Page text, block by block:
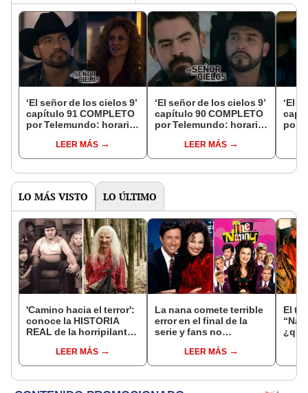
‘El señor de los cielos 9’
capítulo 91 COMPLETO
por Telemundo: horario,
LEER MÁS
‘El señor de los cielos 9’
capítulo 90 COMPLETO
por Telemundo: horario,
LEER MÁS
‘El
por
LO MÁS VISTO LO ÚLTIMO
'Camino hacia el terror':
conoce la HISTORIA
REAL de la horripilante
deformesLEER MÁS
La nana comete terrible
error en el final de la
serie y fans no
LEER MÁS
El